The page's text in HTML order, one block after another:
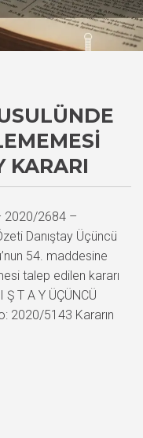
KARARI
2020/2684 –
Danıştay Üçüncü
54. maddesine
talep edilen kararı
T A Y ÜÇÜNCÜ
2020/5143 Kararın